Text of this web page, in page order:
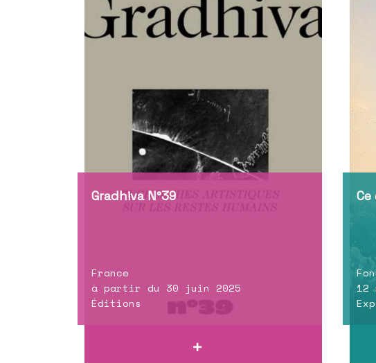
Gradhiva N°39
France
à partir du 30 juin 2025
Éditions
12